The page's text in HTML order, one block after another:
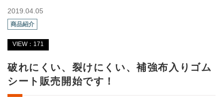
2019.04.05
商品紹介
VIEW：171
破れにくい、裂けにくい、補強布入りゴム
シート販売開始です！